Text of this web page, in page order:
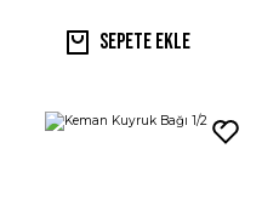
Sepete Ekle